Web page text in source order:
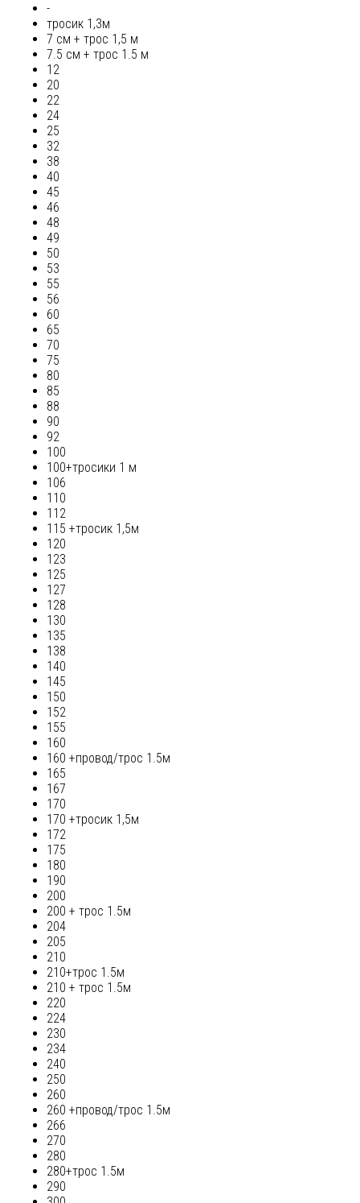
-
тросик 1,3м
7 см + трос 1,5 м
7.5 см + трос 1.5 м
12
20
22
24
25
32
38
40
45
46
48
49
50
53
55
56
60
65
70
75
80
85
88
90
92
100
100+тросики 1 м
106
110
112
115 +тросик 1,5м
120
123
125
127
128
130
135
138
140
145
150
152
155
160
160 +провод/трос 1.5м
165
167
170
170 +тросик 1,5м
172
175
180
190
200
200 + трос 1.5м
204
205
210
210+трос 1.5м
210 + трос 1.5м
220
224
230
234
240
250
260
260 +провод/трос 1.5м
266
270
280
280+трос 1.5м
290